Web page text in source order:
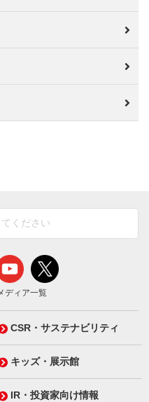
ディア一覧
CSR・サステナビリティ
キッズ・展示館
IR・投資家向け情報